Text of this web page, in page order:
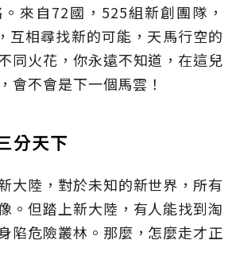
來自72國，525組新創團隊，
互相尋找新的可能，天馬行空的
同火花，你永遠不知道，在這兒
會不會是下一個馬雲！
分天下
大陸，對於未知的新世界，所有
。但踏上新大陸，有人能找到淘
陷危險叢林。那麼，怎麼走才正